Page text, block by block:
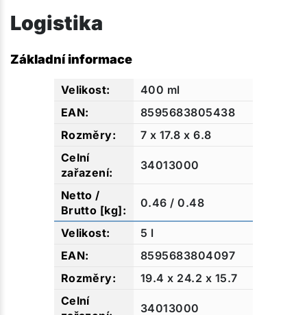
Logistika
Základní informace
400 ml
8595683805438
7 x 17.8 x 6.8
34013000
0.46 / 0.48
5 l
8595683804097
19.4 x 24.2 x 15.7
34013000